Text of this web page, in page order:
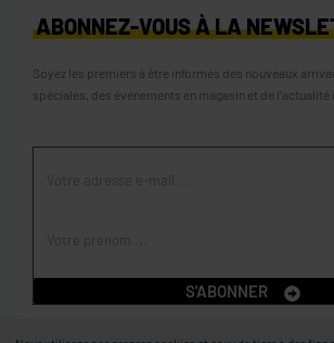
ABONNEZ-VOUS À LA
Soyez les premiers à être informés des nouveaux
spéciales, des événements en magasin et de l’actualité
S'ABONNER